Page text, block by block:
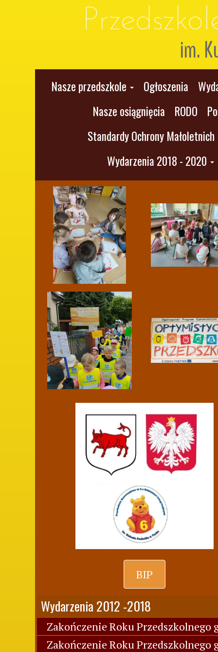
im.
Nasze przedszkole Ogłoszenia
Nasze osiągnięcia
RODO
Standardy Ochrony Małoletnich
Wydarzenia 2018 - 2020
BIP
Wydarzenia 2012 -2018
Zakończenie Roku Przedszkolnego
Zakończenie Roku Przedszkolnego